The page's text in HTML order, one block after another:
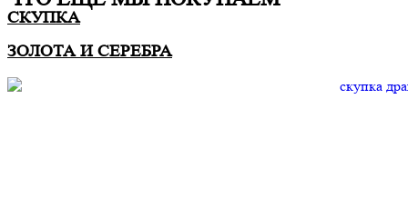
СКУПКА
ЗОЛОТА И СЕРЕБРА